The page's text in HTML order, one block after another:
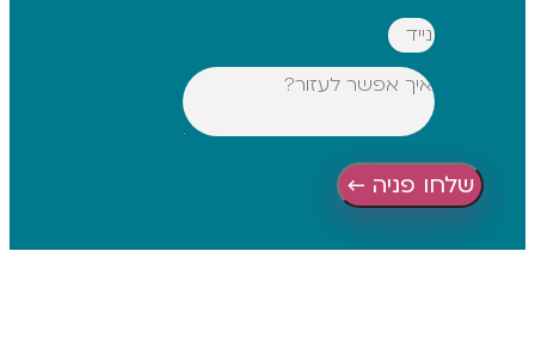
פניה ←